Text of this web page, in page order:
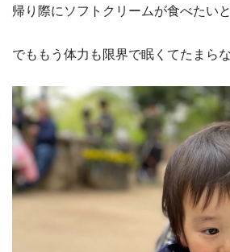
帰り際にソフトクリームが食べたい
でももう体力も限界で眠くてたまらな